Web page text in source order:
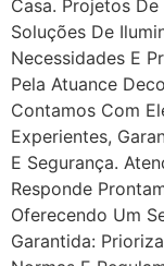
Casa. Projetos
Soluções De
Necessidades E
Pela Atuance
Contamos Com
Experientes,
E Segurança.
Responde
Oferecendo Um
Garantida: